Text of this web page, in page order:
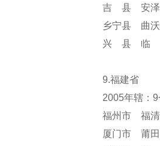
吉 县 安
乡宁县 曲
兴 县 临
9.福建省
2005年辖：
福州市 福
厦门市 莆